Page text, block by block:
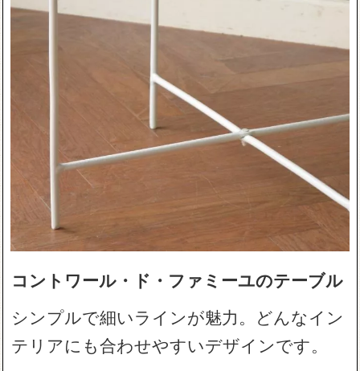
コントワール・ド・ファミーユのテーブル
シンプルで細いラインが魅力。どんなイン
テリアにも合わせやすいデザインです。